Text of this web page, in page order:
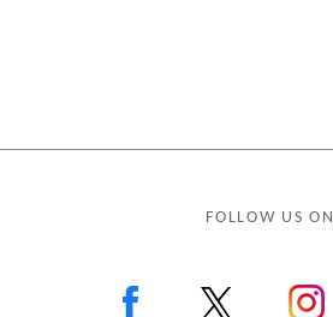
FOLLOW US ON